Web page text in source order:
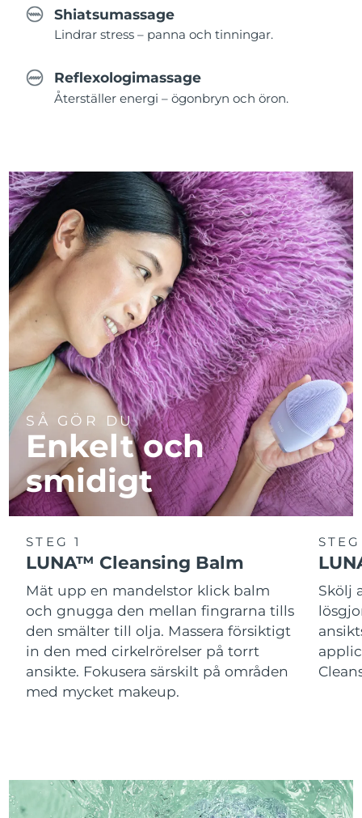
Shiatsumassage
Lindrar stress – panna och tinningar.
Reflexologimassage
Återställer energi – ögonbryn och öron.
SÅ GÖR DU
Enkelt och
smidigt
STEG 1
LUNA™ Cleansing Balm
Mät upp en mandelstor klick balm
och gnugga den mellan fingrarna tills
den smälter till olja. Massera försiktigt
in den med cirkelrörelser på torrt
ansikte. Fokusera särskilt på områden
med mycket makeup.
Skölj